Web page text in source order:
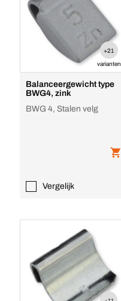
+21
varianten
Balanceergewicht type
BWG4, zink
BWG 4, Stalen velg
Vergelijk